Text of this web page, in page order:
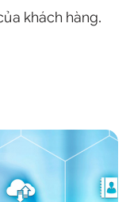
khách hàng.